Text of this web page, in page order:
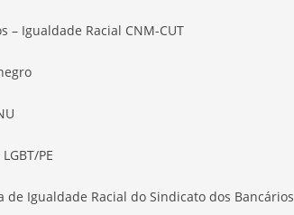
– Igualdade Racial CNM-CUT
PE
de Igualdade Racial do Sindicato dos Bancários